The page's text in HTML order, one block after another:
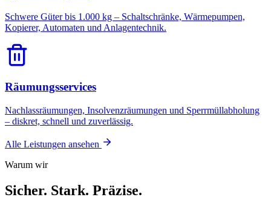
Schwere Güter bis 1.000 kg – Schaltschränke, Wärmepumpen,
Kopierer, Automaten und Anlagentechnik.
Räumungsservices
Nachlassräumungen, Insolvenzräumungen und Sperrmüllabholung
– diskret, schnell und zuverlässig.
Alle Leistungen ansehen
Warum wir
Sicher. Stark. Präzise.